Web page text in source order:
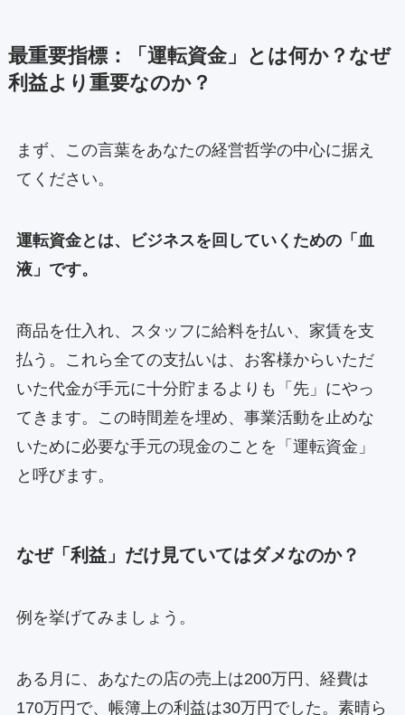
最重要指標：「運転資金」とは何か？なぜ
利益より重要なのか？
まず、この言葉をあなたの経営哲学の中心に据え
てください。
運転資金とは、ビジネスを回していくための「血
液」です。
商品を仕入れ、スタッフに給料を払い、家賃を支
払う。これら全ての支払いは、お客様からいただ
いた代金が手元に十分貯まるよりも「先」にやっ
てきます。この時間差を埋め、事業活動を止めな
いために必要な手元の現金のことを「運転資金」
と呼びます。
なぜ「利益」だけ見ていてはダメなのか？
例を挙げてみましょう。
ある月に、あなたの店の売上は200万円、経費は
170万円で、帳簿上の利益は30万円でした。素晴ら